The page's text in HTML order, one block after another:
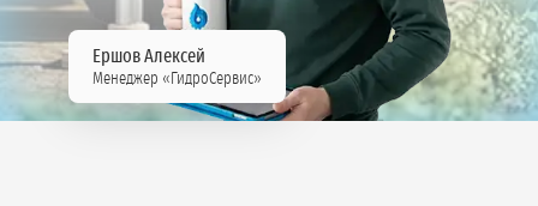
Ершов Алексей
Менеджер «ГидроСервис»